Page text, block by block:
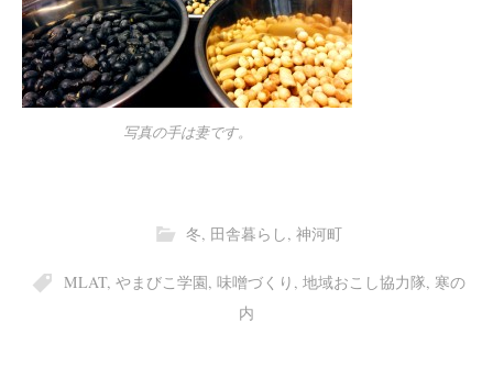
写真の手は妻です。
冬, 田舎暮らし, 神河町
MLAT, やまびこ学園, 味噌づくり , 地域おこし協力隊, 寒の
内